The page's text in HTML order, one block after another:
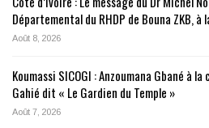
Départemental du RHDP de Bouna ZKB,
Août 8, 2026
Koumassi SICOGI : Anzoumana Gbané à
Gahié dit « Le Gardien du Temple »
Août 7, 2026